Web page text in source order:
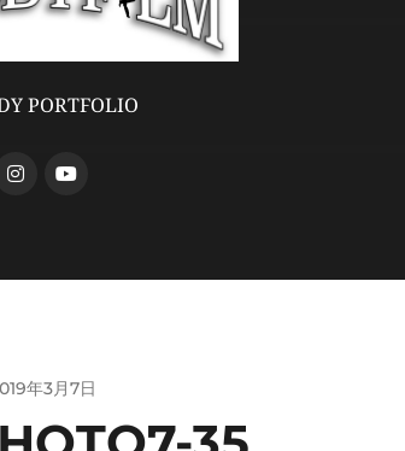
PORTFOLIO
年3月7日